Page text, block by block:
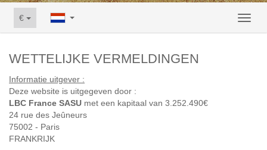
€
WETTELIJKE VERMELDINGEN
Informatie uitgever :
Deze website is uitgegeven door :
LBC France SASU met een kapitaal van 3.252.490€
24 rue des Jeûneurs
75002 - Paris
FRANKRIJK